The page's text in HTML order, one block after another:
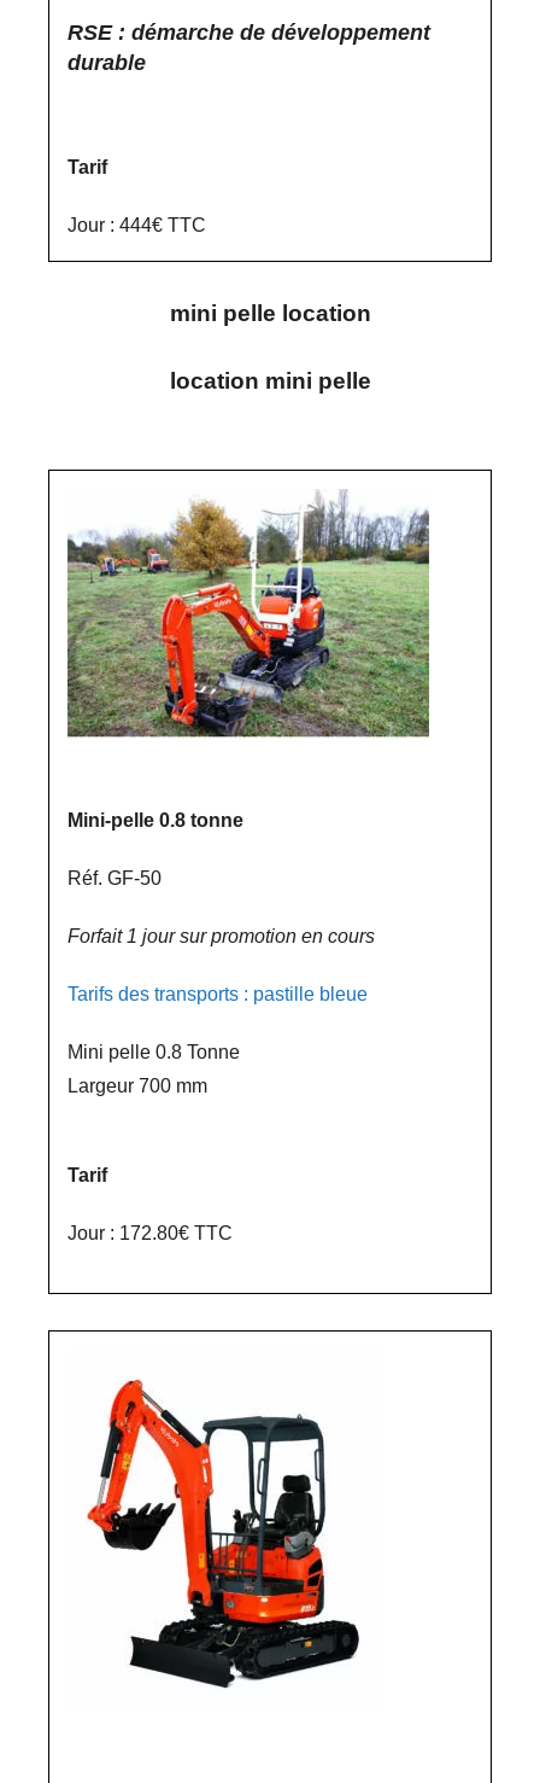
RSE : démarche de développement
durable
Tarif
Jour : 444€ TTC
mini pelle location
location mini pelle
Mini-pelle 0.8 tonne
Réf. GF-50
Forfait 1 jour sur promotion en cours
Tarifs des transports : pastille bleue
Mini pelle 0.8 Tonne
Largeur 700 mm
Tarif
Jour : 172.80€ TTC